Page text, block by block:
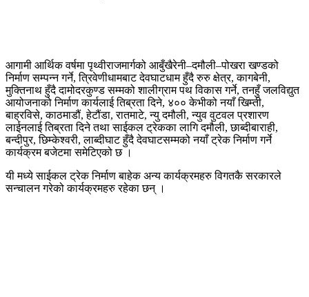
आगामी आर्थिक वर्षमा पृथ्वीराजमार्गको आबुँखैरेनी–दमौली–पोखरा खण्डको
निर्माण सम्पन्न गर्ने, त्रिवेणीधामबाट देवघाटधाम हुँदै रुरु क्षेत्र, कागबेनी,
मुक्तिनाथ हुँदै दामोदरकुण्ड सम्मको शालीग्राम पथ विकास गर्ने, तनहुँ जलविद्युत
आयोजनाको निर्माण कार्यलाई तिब्रता दिने, ४०० केभीको नयाँ खिम्ती,
बाह्रविसे, काठमाडौं, हेटौंडा, रातमाटे, न्यु दमौली, न्युव वुटवल प्रशारण
लाईनलाई तिब्रता दिने तथा साईकल ट्रेकका लागि दमौली, छाब्दीबाराही,
बन्दीपुर, छिम्केश्वरी, लाब्दीघाट हुँदै देवघाटसम्मको नयाँ ट्रेक निर्माण गर्ने
कार्यक्रम बजेटमा समेटिएको छ ।
यी मध्ये साईकल ट्रेक निर्माण बाहेक अन्य कार्यक्रमहरु विगतकै सरकारले
सन्चालन गरेको कार्यक्रमहरु रहेका छन् ।